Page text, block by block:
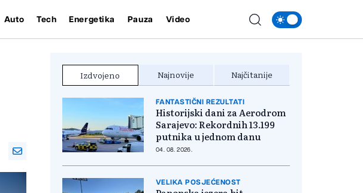
Auto Tech Energetika Pauza Video
Izdvojeno Najnovije Najčitanije
FANTASTIČNI REZULTATI
Historijski dani za Aerodrom
Sarajevo: Rekordnih 13.199
putnika u jednom danu
04. 08. 2026.
VELIKA POSJEĆENOST